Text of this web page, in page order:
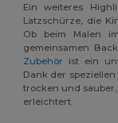
Ein weiteres
Latzschürze, die
Ob beim Malen
gemeinsamen
Zubehör ist ein
Dank der
trocken und
erleichtert.